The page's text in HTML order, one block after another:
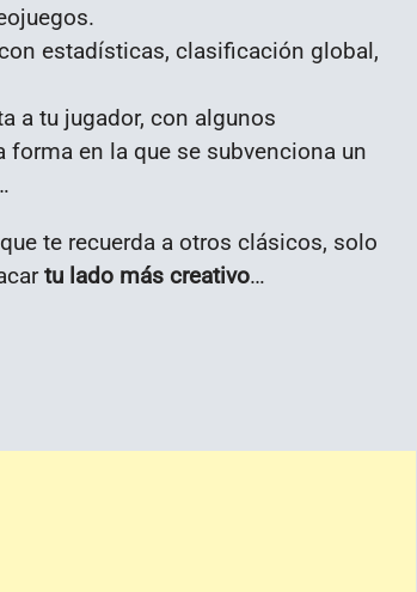
estadísticas, clasificación global,
a tu jugador, con algunos
en la que se subvenciona un
te recuerda a otros clásicos, solo
tu lado más creativo…